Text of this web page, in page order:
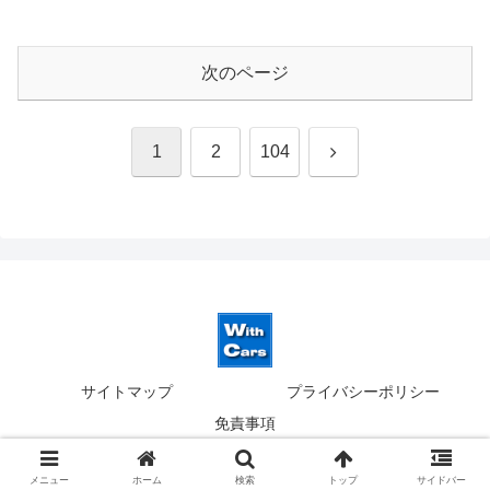
次のページ
1 2 104 次
サイトマップ
プライバシーポリシー
免責事項
© 2019-2026 ウィズカーズ｜新横浜 欧州車の並行輸入.
メニュー ホーム 検索 トップ サイドバー